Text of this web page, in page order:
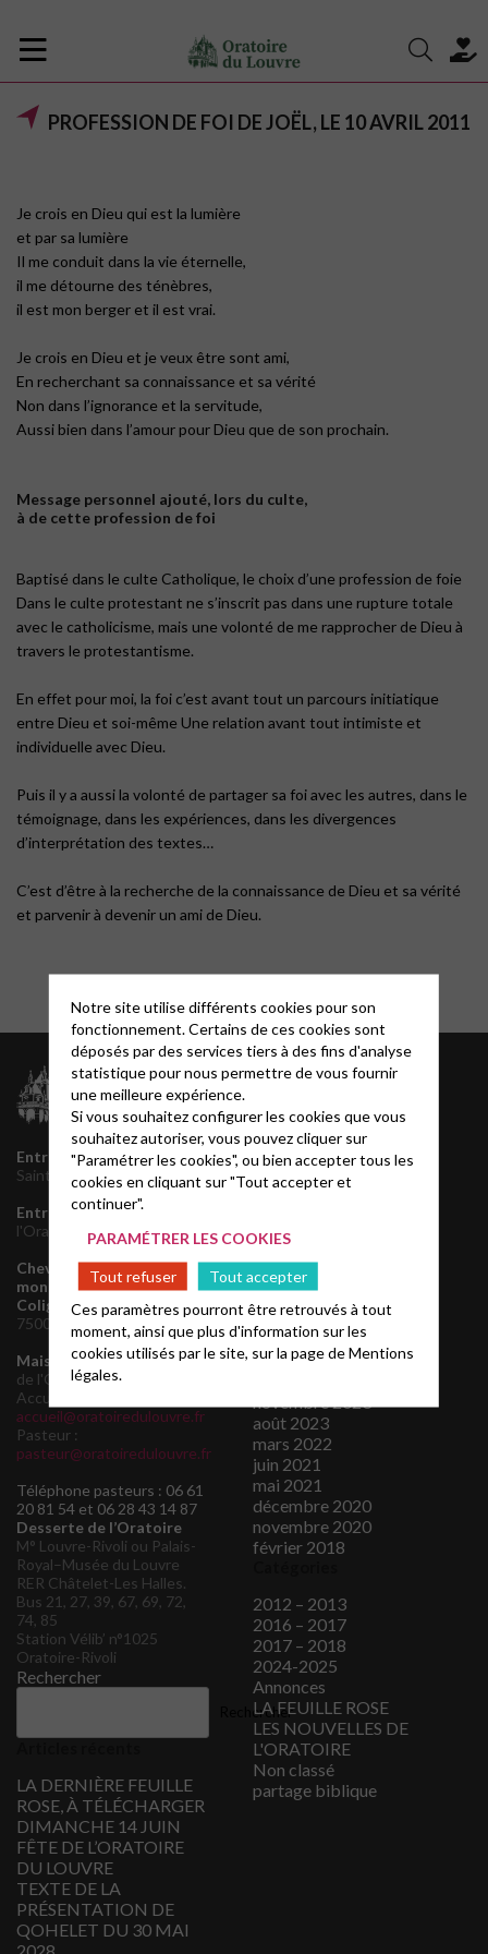
PROFESSION DE FOI DE JOËL, LE 10 AVRIL 2011
Je crois en Dieu qui est la lumière
et par sa lumière
Il me conduit dans la vie éternelle,
il me détourne des ténèbres,
il est mon berger et il est vrai.
Je crois en Dieu et je veux être sont ami,
En recherchant sa connaissance et sa vérité
Non dans l’ignorance et la servitude,
Aussi bien dans l’amour pour Dieu que de son prochain.
Message personnel ajouté, lors du culte,
à de cette profession de foi
Baptisé dans le culte Catholique, le choix d’une profession de foie
Dans le culte protestant ne s’inscrit pas dans une rupture totale
avec le catholicisme, mais une volonté de me rapprocher de Dieu à
travers le protestantisme.
En effet pour moi, la foi c’est avant tout un parcours initiatique
entre Dieu et soi-même Une relation avant tout intimiste et
individuelle avec Dieu.
Puis il y a aussi la volonté de partager sa foi avec les autres, dans le
témoignage, dans les expériences, dans les divergences
d’interprétation des textes…
C’est d’être à la recherche de la connaissance de Dieu et sa vérité
et parvenir à devenir un ami de Dieu.
Entrée principale145 rue
Saint Honoré, 75001 Paris
Entrée de service1 rue de
l'Oratoire, 75001 Paris
Chevet de l'Oratoire et
monument de l'Amiral de
Coligny 160 rue de Rivoli,
75001 Paris
Maison Presbytérale4 rue
de l'Oratoire, 75001 Paris
Accueil:
accueil@oratoiredulouvre.fr
Pasteur :
pasteur@oratoiredulouvre.fr
Téléphone pasteurs : 06 61
20 81 54 et 06 28 43 14 87
Desserte de l’Oratoire
M° Louvre-Rivoli ou Palais-
Royal–Musée du Louvre
RER Châtelet-Les Halles.
Bus 21, 27, 39, 67, 69, 72,
74, 85
Station Vélib’ n°1025
Oratoire-Rivoli
Rechercher
Rechercher
LA DERNIÈRE FEUILLE
ROSE, À TÉLÉCHARGER
DIMANCHE 14 JUIN
FÊTE DE L’ORATOIRE
DU LOUVRE
TEXTE DE LA
PRÉSENTATION DE
QOHELET DU 30 MAI
Archives
juillet 2026
juin 2026
mai 2026
décembre 2025
novembre 2025
août 2025
juin 2025
mars 2025
octobre 2024
août 2024
avril 2024
mars 2024
novembre 2023
août 2023
mars 2022
juin 2021
mai 2021
décembre 2020
novembre 2020
février 2018
2012 – 2013
2016 – 2017
2017 – 2018
2024-2025
Annonces
LA FEUILLE ROSE
LES NOUVELLES DE
L'ORATOIRE
Non classé
partage biblique
Notre site utilise différents cookies pour son
fonctionnement. Certains de ces cookies sont
déposés par des services tiers à des fins d'analyse
statistique pour nous permettre de vous fournir
une meilleure expérience.
Si vous souhaitez configurer les cookies que vous
souhaitez autoriser, vous pouvez cliquer sur
"Paramétrer les cookies", ou bien accepter tous les
cookies en cliquant sur "Tout accepter et
continuer".
PARAMÉTRER LES COOKIES
Tout refuser
Tout accepter
Ces paramètres pourront être retrouvés à tout
moment, ainsi que plus d'information sur les
cookies utilisés par le site, sur la page deMentions
légales.